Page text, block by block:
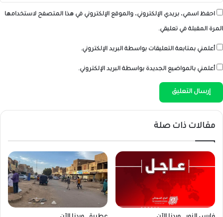
احفظ اسمي، بريدي الإلكتروني، والموقع الإلكتروني في هذا المتصفح لاستخدامها
المرة المقبلة في تعليقي.
أعلمني بمتابعة التعليقات بواسطة البريد الإلكتروني.
أعلمني بالمواضيع الجديدة بواسطة البريد الإلكتروني.
مقالات ذات صلة